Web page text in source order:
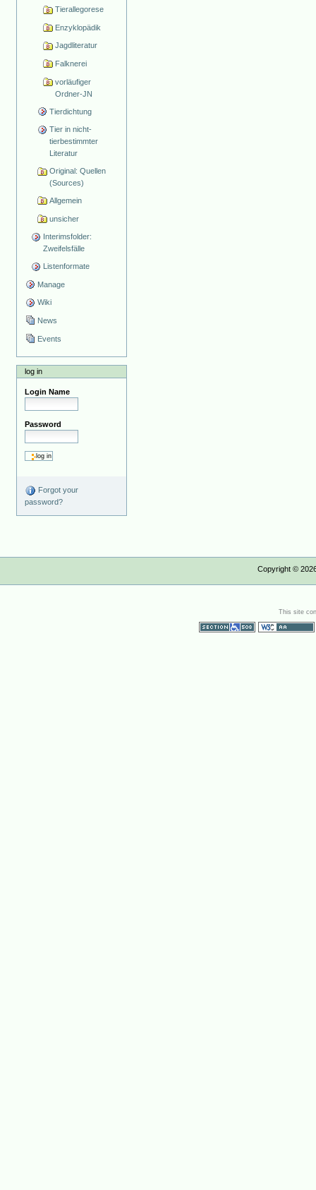
Tierallegorese
Enzyklopädik
Jagdliteratur
Falknerei
vorläufiger
Ordner-JN
Tierdichtung
Tier in nicht-
tierbestimmter
Literatur
Original: Quellen
(Sources)
Allgemein
unsicher
Interimsfolder:
Zweifelsfälle
Listenformate
Manage
Wiki
News
Events
log in
Login Name
Password
Forgot your
password?
Copyright ©
This site